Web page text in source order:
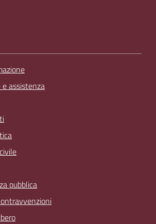
assistenza
pubblica